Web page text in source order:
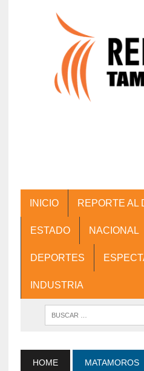
INICIO REPORTE AL
ESTADO NACIONAL
DEPORTES
INDUSTRIA
HOME MATAMOROS